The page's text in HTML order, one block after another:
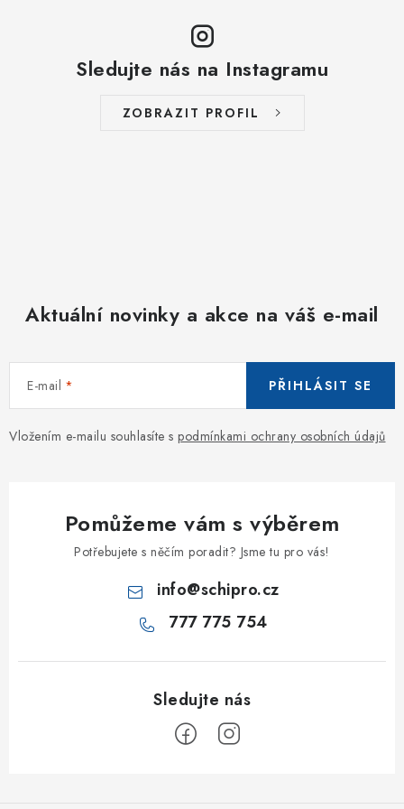
Sledujte nás na Instagramu
ZOBRAZIT PROFIL
Aktuální novinky a akce na váš e-mail
E-mail
Vložením e-mailu souhlasíte s podmínkami ochrany osobních údajů
PŘIHLÁSIT SE
Pomůžeme vám s výběrem
Potřebujete s něčím poradit? Jsme tu pro vás!
info@schipro.cz
777 775 754